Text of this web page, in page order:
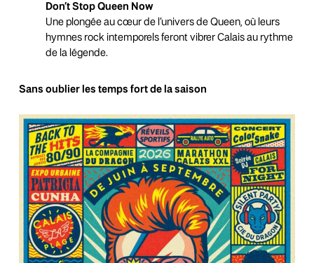
Don’t Stop Queen Now
Une plongée au cœur de l’univers de Queen, où leurs
hymnes rock intemporels feront vibrer Calais au rythme
de la légende.
Sans oublier les temps fort de la saison